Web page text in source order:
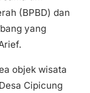
(BPBD) dan
yang
objek wisata
Cipicung